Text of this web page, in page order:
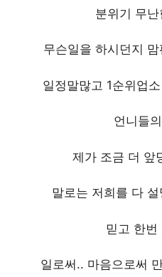
분위기 무
무슨일을 하시던지
일정말많고 1순위업
언니들
제가 조금 더 앞
말로는 저희를 다
믿고 한번
일로써.. 마음으로써